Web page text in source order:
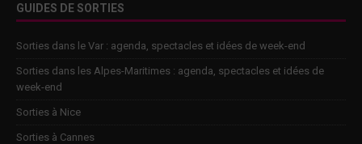
GUIDES DE SORTIES
Sorties dans le Var : agenda, spectacles et idées de week-end
Sorties dans les Alpes-Maritimes : agenda, spectacles et idées de
week-end
Sorties à Nice
Sorties à Cannes